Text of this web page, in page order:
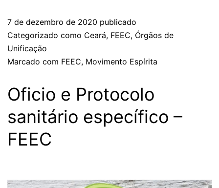
7 de dezembro de 2020 publicado
Categorizado como Ceará, FEEC, Órgãos de
Unificação
Marcado com FEEC, Movimento Espírita
Oficio e Protocolo
sanitário específico –
FEEC